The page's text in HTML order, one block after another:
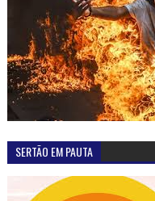
SERTÃO EM PAUTA